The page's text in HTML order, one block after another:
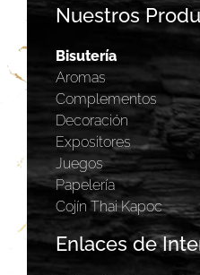
Nuestros
Bisutería
Aromas
Complementos
Decoración
Expositores
Juegos
Papelería
Cojín Thai Kapoc
Enlaces de